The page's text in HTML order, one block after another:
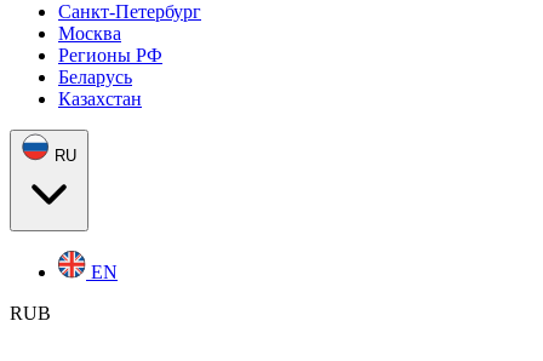
Санкт-Петербург
Москва
Регионы РФ
Беларусь
Казахстан
RU
EN
RUB